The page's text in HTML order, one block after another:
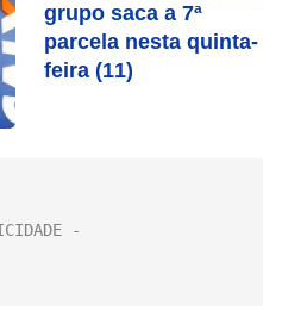
grupo saca a 7ª
parcela nesta quinta-
feira (11)